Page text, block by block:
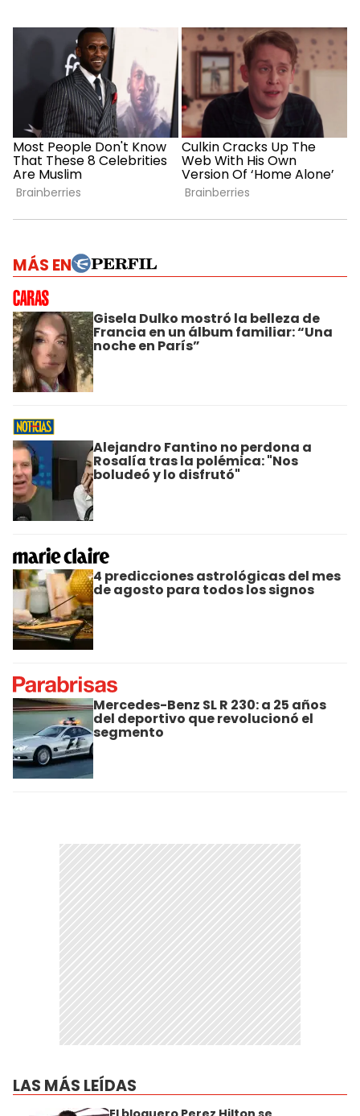
MÁS EN
Gisela Dulko mostró la belleza de
Francia en un álbum familiar: “Una
noche en París”
Alejandro Fantino no perdona a
Rosalía tras la polémica: "Nos
boludeó y lo disfrutó"
4 predicciones astrológicas del mes
de agosto para todos los signos
Mercedes-Benz SL R 230: a 25 años
del deportivo que revolucionó el
segmento
LAS MÁS LEÍDAS